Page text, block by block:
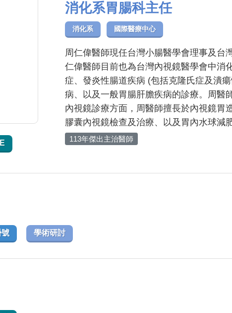
消化系胃腸科主任
消化系 國際醫療中心
周仁偉醫師現任台灣小腸醫學會理事及台
仁偉醫師目前也為台灣內視鏡醫學會中消
症、發炎性腸道疾病 (包括克隆氏症及潰
病、以及一般胃腸肝膽疾病的診療。周醫
內視鏡診療方面，周醫師擅長於內視鏡胃
膠囊內視鏡檢查及治療、以及胃內水球減肥
113年傑出主治醫師
學術研討